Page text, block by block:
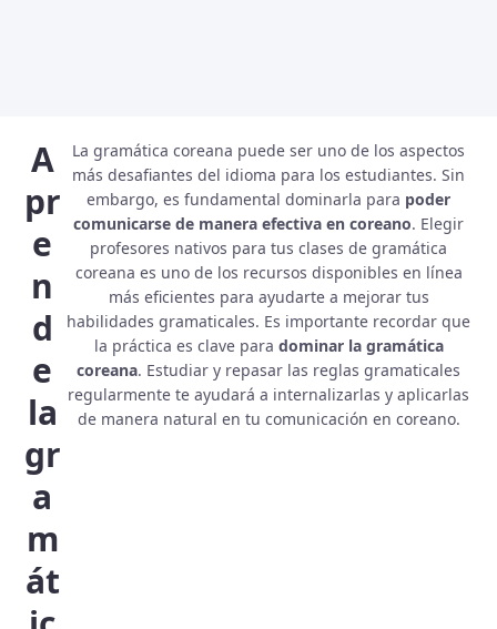
A
pr
e
n
d
e
la
gr
a
m
át
La gramática coreana puede ser uno de los aspectos
más desafiantes del idioma para los estudiantes. Sin
embargo, es fundamental dominarla para poder
comunicarse de manera efectiva en coreano. Elegir
profesores nativos para tus clases de gramática
coreana es uno de los recursos disponibles en línea
más eficientes para ayudarte a mejorar tus
habilidades gramaticales. Es importante recordar que
la práctica es clave para dominar la gramática
coreana. Estudiar y repasar las reglas gramaticales
regularmente te ayudará a internalizarlas y aplicarlas
de manera natural en tu comunicación en coreano.